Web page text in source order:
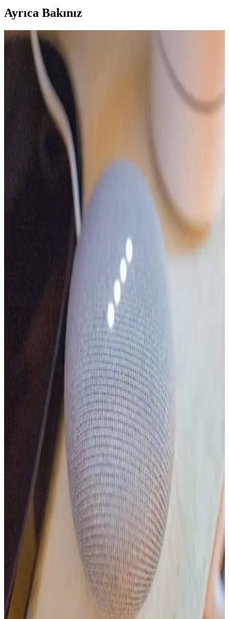
Ayrıca Bakınız
Apple'ın Döner Robotik Tabanlı Akıllı Ev Merkezi:
Yenilikler ve Zorluklar
Apple'ın akıllı ev merkezi, döner robotik tabanıyla ekranını kullanıcı
konumuna göre hareket ettiriyor. HomeKit ve Siri
entegrasyonundaki sorunlar cihazın benimsenmesini etkileyebilir.
Apple'ın Önümüzdeki Aylarda Piyasaya Sürmesi
Beklenen Yeni Ürünleri ve Teknolojik Gelişmeleri
Apple, önümüzdeki aylarda iPhone 17e, yeni MacBook modelleri
ve akıllı ev cihazları dahil 10'dan fazla yeni ürünle kullanıcıların
karşısına çıkacak. İşlemci ve ekran teknolojilerinde önemli
güncellemeler planlanıyor.
Apple'ın iOS 27 ile Siri ve Yapay Zeka Yenilikleri:
Yeni Arayüz ve İşlevsel Gelişimler
Apple, iOS 27 sürümüyle Siri'yi yeni bir uygulama olarak sunuyor
ve yapay zeka entegrasyonunda önemli gelişmeler planlıyor. Görsel
değişiklikler ve işlevsel iyileştirmelerle kullanıcı deneyimi
IKEA'nın Akıllı Donut Lambası: Tasarım, Teknoloji
ve Kullanıcı Deneyimi Analizi
IKEA'nın Donut lambası, akıllı ev sistemleriyle uyumlu renk ayarı
ve modern tasarımıyla dikkat çekiyor. Ancak yüksek fiyat ve nakliye
sorunları kullanıcı deneyimini etkiliyor.
Futurehome'un Akıllı Ev Hub'ında Abonelik Modeli
ve Akıllı Ev Teknolojilerinde Sürdürülebilirlik
Futurehome'un iflas sonrası akıllı ev hub'ını yıllık abonelikle
kullanma zorunluluğu, cihazların işlevselliğini kısıtlayarak sektörde
sürdürülebilirlik ve kullanıcı hakları konularını gündeme taşıdı.
Apple'ın iPad 12 ve Apple Intelligence Teknolojisi:
Beklentiler ve Gecikmelerin Nedenleri
Apple'ın Mart 2026 etkinliğinde iPad 12 ve Apple Intelligence
beklentileri karşılanmadı. Donanım maliyetleri, yapay zeka algısı ve
teknolojik gelişmeler gecikmeye neden oldu.
Apple Akıllı Ev Ekranı ve HomeKit: Siri'nin
Yetersizliği ve Ekosistem Sorunları
Apple'ın akıllı ev ekranı ve HomeKit ekosistemi, gizlilik
avantajlarına rağmen Siri'nin yetersizliği ve sınırlı entegrasyonlar
nedeniyle kullanıcı beklentilerini karşılamıyor. iOS 27 güncellemesi
kritik bir dönemeç.
Google Assistant ve Akıllı Ev Sistemlerinde İşlevsellik
Sorunları ve Kullanıcı Endişeleri
Google Assistant ve Google Home kullanıcıları işlevsellik
sorunlarıyla karşılaşıyor, yerel kontrol talebi artıyor. Google'ın